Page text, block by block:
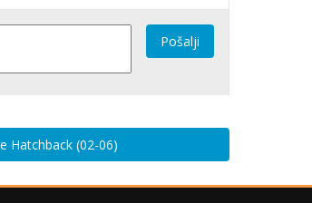
Pošalji
Hatchback (02-06)